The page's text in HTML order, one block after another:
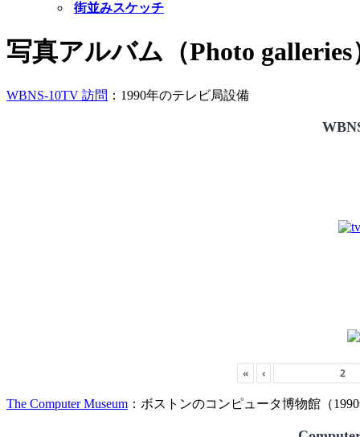
街並みスケッチ
写真アルバム（Photo galleries
WBNS-10TV 訪問 ：1990年のテレビ局設備
« ‹
The Computer Museum ：ボストンのコンピュータ博物館（